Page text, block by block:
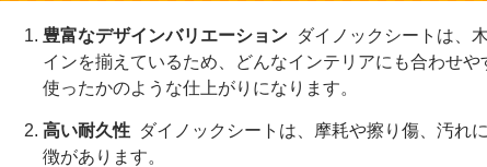
豊富なデザインバリエーション ダイノックシートは、
インを揃えているため、どんなインテリアにも合わせ
使ったかのような仕上がりになります。
高い耐久性 ダイノックシートは、摩耗や擦り傷、汚れ
徴があります。